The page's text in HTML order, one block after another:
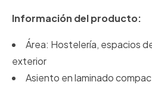
Información del producto:
Área: Hostelería, espacios
exterior
Asiento en laminado